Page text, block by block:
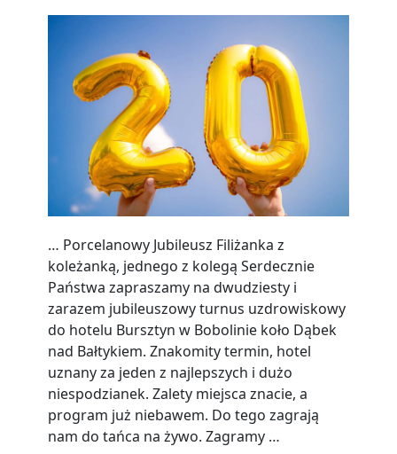
… Porcelanowy Jubileusz Filiżanka z
koleżanką, jednego z kolegą Serdecznie
Państwa zapraszamy na dwudziesty i
zarazem jubileuszowy turnus uzdrowiskowy
do hotelu Bursztyn w Bobolinie koło Dąbek
nad Bałtykiem. Znakomity termin, hotel
uznany za jeden z najlepszych i dużo
niespodzianek. Zalety miejsca znacie, a
program już niebawem. Do tego zagrają
nam do tańca na żywo. Zagramy …